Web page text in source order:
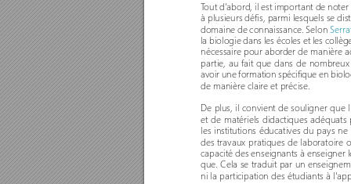
Tout d'abord, il est important de noter
à plusieurs défis, parmi lesquels se
domaine de connaissance. Selon
la biologie dans les écoles et les
nécessaire pour aborder de manière
partie, au fait que dans de
avoir une formation spécifique en
de manière claire et précise.
De plus, il convient de souligner que
et de matériels didactiques
les institutions éducatives du pays
des travaux pratiques de laboratoire
capacité des enseignants à
que. Cela se traduit par un
ni la participation des étudiants à